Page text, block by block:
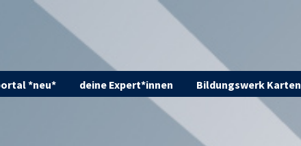
*neu* deine Expert*innen Bildungswerk Karten